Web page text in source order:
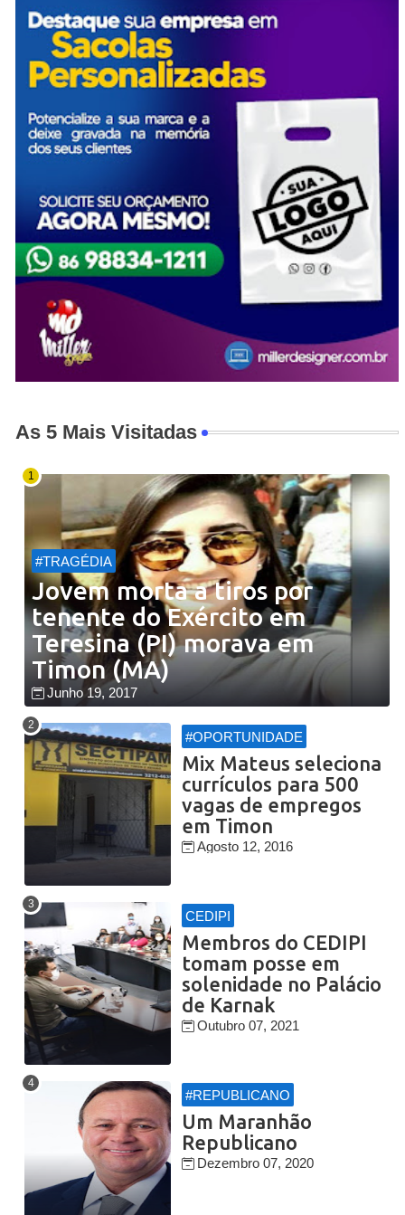
As 5 Mais Visitadas
#TRAGÉDIA
Jovem morta a tiros por
tenente do Exército em
Teresina (PI) morava em
Timon (MA)
Junho 19, 2017
#OPORTUNIDADE
Mix Mateus seleciona
currículos para 500
vagas de empregos
em Timon
Agosto 12, 2016
CEDIPI
Membros do CEDIPI
tomam posse em
solenidade no Palácio
de Karnak
Outubro 07, 2021
#REPUBLICANO
Um Maranhão
Republicano
Dezembro 07, 2020